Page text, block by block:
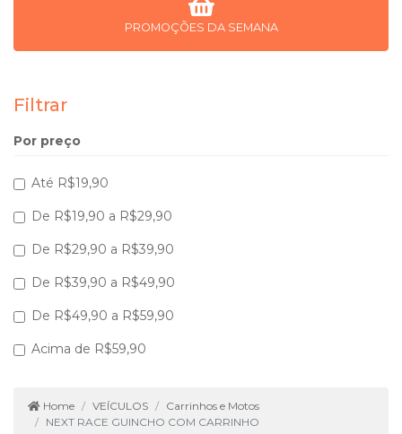
PROMOÇÕES DA SEMANA
Filtrar
Por preço
Até R$19,90
De R$19,90 a R$29,90
De R$29,90 a R$39,90
De R$39,90 a R$49,90
De R$49,90 a R$59,90
Acima de R$59,90
Home VEÍCULOS
Carrinhos e Motos
NEXT RACE GUINCHO COM CARRINHO